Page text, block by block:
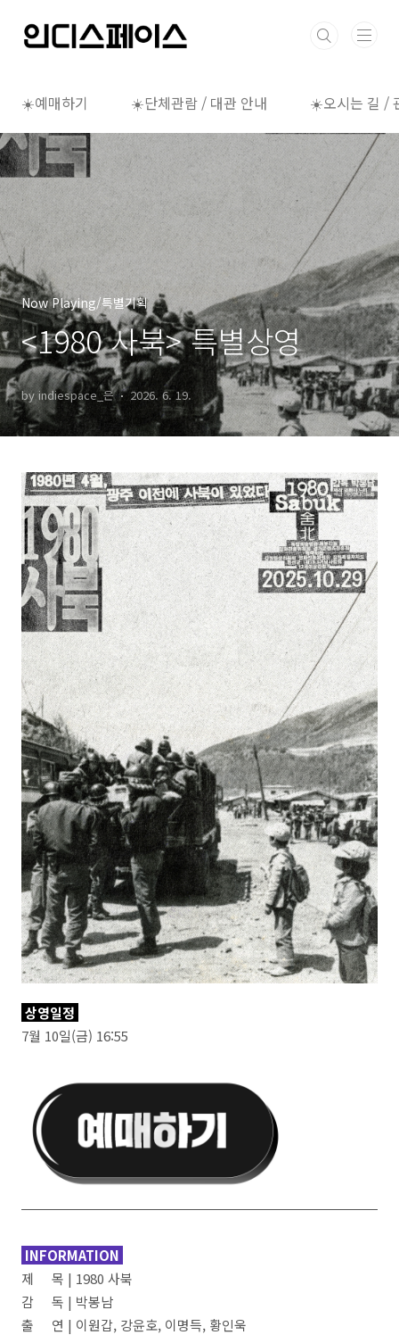
☀️예매하기 ☀️단체관람 / 대관 안내 ☀️오시는 길 /
Now Playing/특별기획
<1980 사북> 특별상영
by indiespace_은 2026. 6. 19.
상영일정
7월 10일(금) 16:55
INFORMATION
제 목 | 1980 사북
감 독 | 박봉남
출 연 | 이원갑, 강윤호, 이명득, 황인욱